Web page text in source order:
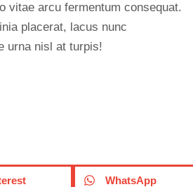
vitae arcu fermentum consequat.
placerat, lacus nunc
urna nisl at turpis!
WhatsApp